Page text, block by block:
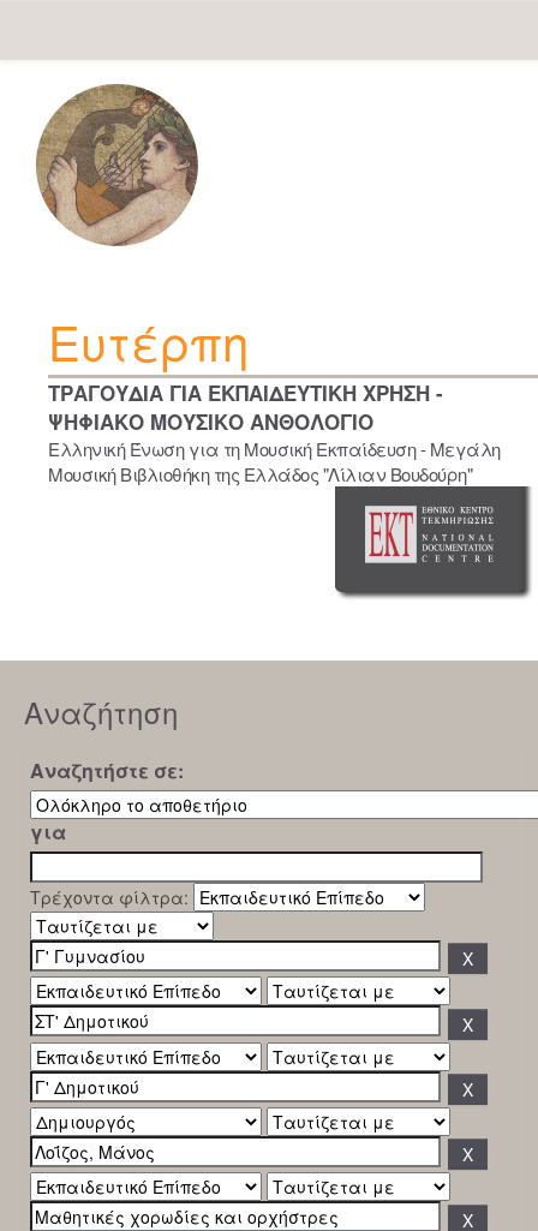
navigation
Ευτέρπη
ΤΡΑΓΟΥΔΙΑ ΓΙΑ ΕΚΠΑΙΔΕΥΤΙΚΗ ΧΡΗΣΗ -
ΨΗΦΙΑΚΟ ΜΟΥΣΙΚΟ ΑΝΘΟΛΟΓΙΟ
Ελληνική Ένωση για τη Μουσική Εκπαίδευση - Μεγάλη
Μουσική Βιβλιοθήκη της Ελλάδος "Λίλιαν Βουδούρη"
Αναζήτηση
Αναζητήστε σε:
για
Τρέχοντα φίλτρα: